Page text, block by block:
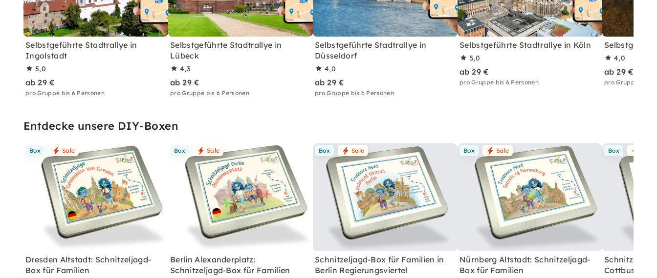
Selbstgeführte Stadtrallye in
Ingolstadt
5,0
ab 29 €
pro Gruppe bis 6 Personen
Selbstgeführte Stadtrallye in
Lübeck
4,3
ab 29 €
pro Gruppe bis 6 Personen
Selbstgeführte Stadtrallye in
Düsseldorf
4,0
ab 29 €
pro Gruppe bis 6 Personen
Selbstgeführte Stadtrallye in Köln
5,0
ab 29 €
pro Gruppe bis 6 Personen
4,0
ab 29 €
pro Gruppe bis 6
Entdecke unsere DIY-Boxen
Box Sale
Dresden Altstadt: Schnitzeljagd-
Box für Familien
Box Sale
Berlin Alexanderplatz:
Schnitzeljagd-Box für Familien
Box Sale
Schnitzeljagd-Box für Familien in
Berlin Regierungsviertel
Box Sale
Nürnberg Altstadt: Schnitzeljagd-
Box für Familien
Box
Cottbus